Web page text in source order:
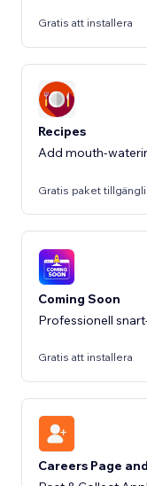
Gratis att installera
Recipes
Add mouth-
Gratis paket
Coming Soon
Professionell
Gratis att installera
Careers Page